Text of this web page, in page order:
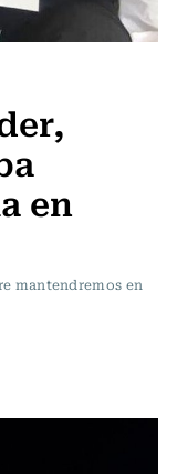
en
mantendremos en